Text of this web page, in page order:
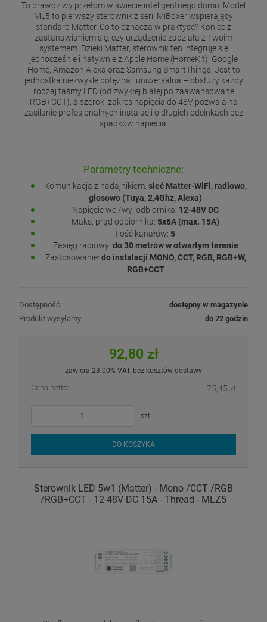
To prawdziwy przełom w świecie inteligentnego domu. Model
ML5 to pierwszy sterownik z serii MiBoxer wspierający
standard Matter. Co to oznacza w praktyce? Koniec z
zastanawianiem się, czy urządzenie zadziała z Twoim
systemem. Dzięki Matter, sterownik ten integruje się
jednocześnie i natywnie z Apple Home (HomeKit), Google
Home, Amazon Alexa oraz Samsung SmartThings. Jest to
jednostka niezwykle potężna i uniwersalna – obsłuży każdy
rodzaj taśmy LED (od zwykłej białej po zaawansowane
RGB+CCT), a szeroki zakres napięcia do 48V pozwala na
zasilanie profesjonalnych instalacji o długich odcinkach bez
spadków napięcia.
Parametry techniczne:
Komunikacja z nadajnikiem: sieć Matter-WiFi, radiowo,
głosowo (Tuya, 2,4Ghz, Alexa)
Napięcie wej/wyj odbiornika: 12-48V DC
Maks. prąd odbiornika: 5x6A (max. 15A)
Ilość kanałów: 5
Zasięg radiowy: do 30 metrów w otwartym terenie
Zastosowanie: do instalacji MONO, CCT, RGB, RGB+W,
RGB+CCT
Dostępność:
dostępny w magazynie
Produkt wysyłamy:
do 72 godzin
92,80 zł
zawiera 23.00% VAT, bez kosztów dostawy
Cena netto: 75,45 zł
szt.
DO KOSZYKA
Sterownik LED 5w1 (Matter) - Mono /CCT /RGB
/RGB+CCT - 12-48V DC 15A - Thread - MLZ5